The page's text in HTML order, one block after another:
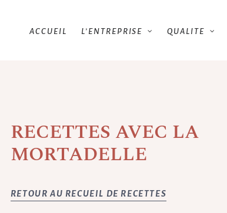
ACCUEIL L’ENTREPRISE QUALITE
RECETTES AVEC LA
MORTADELLE
RETOUR AU RECUEIL DE RECETTES